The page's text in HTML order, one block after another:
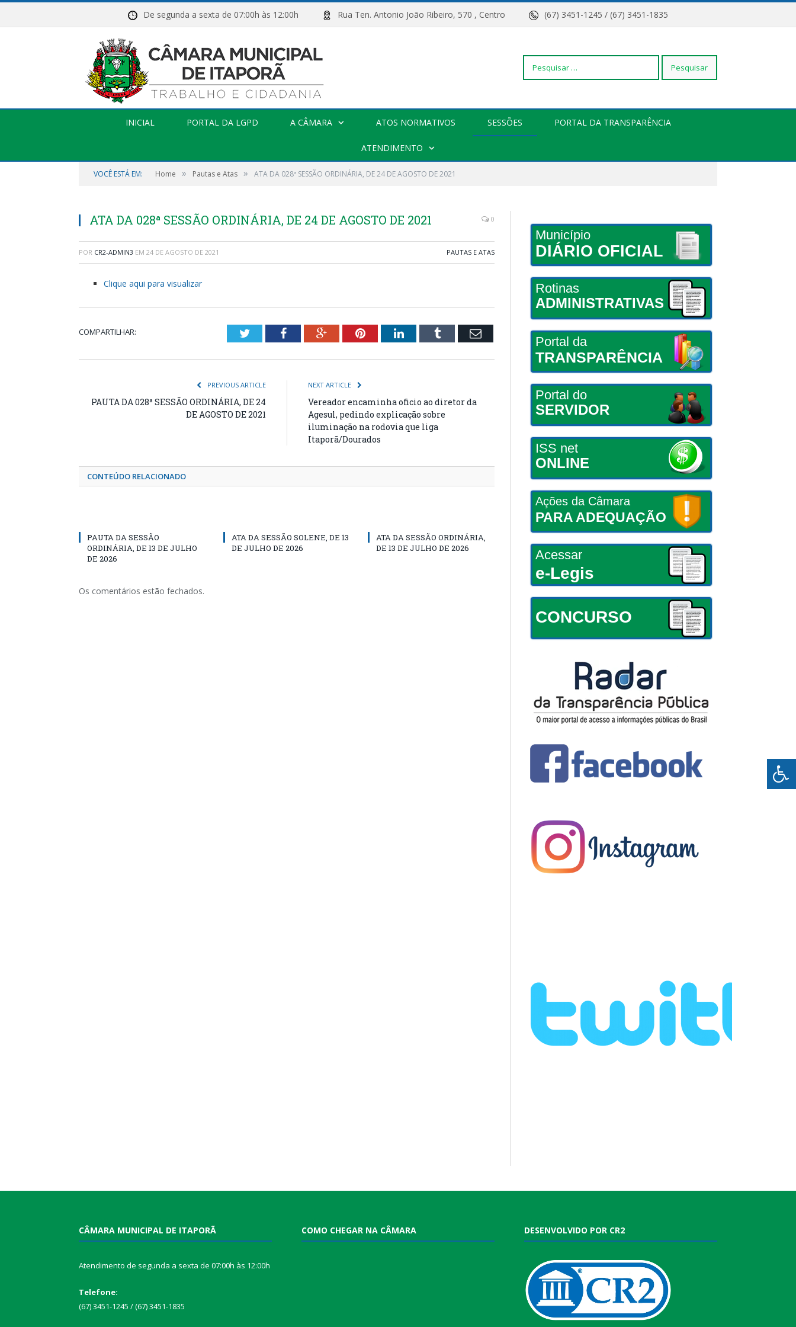
De segunda a sexta de 07:00h às 12:00h Rua Ten. Antonio João Ribeiro, 570 , Centro (67) 3451-1245 / (67) 3451-1835
Pesquisar
INICIAL PORTAL DA LGPD A CÂMARA ATOS NORMATIVOS SESSÕES PORTAL DA TRANSPARÊNCIA
ATENDIMENTO
VOCÊ ESTÁ EM: Home » Pautas e Atas » ATA DA 028ª SESSÃO ORDINÁRIA, DE 24 DE AGOSTO DE 2021
ATA DA 028ª SESSÃO ORDINÁRIA, DE 24 DE AGOSTO DE 2021 0
POR CR2-ADMIN3 EM 24 DE AGOSTO DE 2021 PAUTAS E ATAS
Clique aqui para visualizar
COMPARTILHAR: TwitterFacebookGoogle+PinterestLinkedInTumblr Email
PREVIOUS ARTICLE
PAUTA DA 028ª SESSÃO ORDINÁRIA, DE 24
DE AGOSTO DE 2021
NEXT ARTICLE
Vereador encaminha oficio ao diretor da
Agesul, pedindo explicação sobre
iluminação na rodovia que liga
Itaporã/Dourados
CONTEÚDO RELACIONADO
PAUTA DA SESSÃO
ORDINÁRIA, DE 13 DE JULHO
DE 2026
ATA DA SESSÃO SOLENE, DE 13
DE JULHO DE 2026
ATA DA SESSÃO ORDINÁRIA,
DE 13 DE JULHO DE 2026
Os comentários estão fechados.
Município
DIÁRIO OFICIAL
Rotinas
ADMINISTRATIVAS
Portal da
TRANSPARÊNCIA
Portal do
SERVIDOR
ISS net
ONLINE
Ações da Câmara
PARA ADEQUAÇÃO
Acessar
e-Legis
CONCURSO
CÂMARA MUNICIPAL DE ITAPORÃ
Atendimento de segunda a sexta de 07:00h às 12:00h
Telefone:
(67) 3451-1245 / (67) 3451-1835
COMO CHEGAR NA CÂMARA DESENVOLVIDO POR CR2